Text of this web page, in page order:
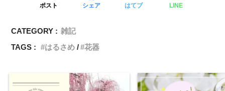
ポスト シェア はてブ LINE
CATEGORY : 雑記
TAGS :
はるさめ 花器